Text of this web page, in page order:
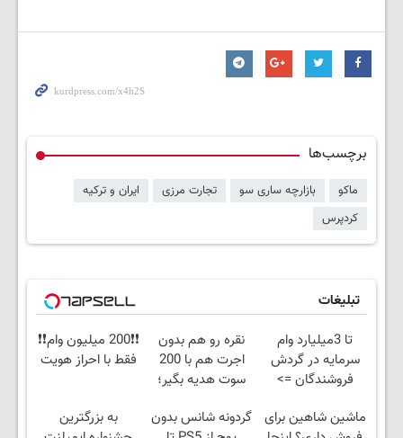
برچسب‌ها
ماکو بازارچه ساری سو تجارت مرزی
ایران و ترکیه
کردپرس
تبلیغات
تا 3میلیارد وام
سرمایه در گردش
فروشندگان =>
کن
نقره رو هم بدون
اجرت هم با 200
سوت هدیه بگیر؛
❗❗200 میلیون وام❗❗
فقط با احراز هویت
ماشین شاهین برای
گردونه شانس بدون
به بزرگترین